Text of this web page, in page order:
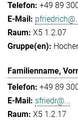
+49 89
X5 1.2.07
+49 89
sfriedr@...
X5 1.2.17